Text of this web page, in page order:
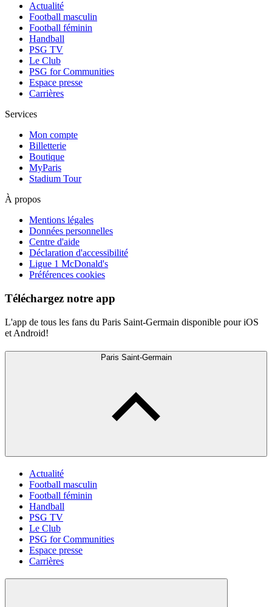
Actualité
Football masculin
Football féminin
Handball
PSG TV
Le Club
PSG for Communities
Espace presse
Carrières
Services
Mon compte
Billetterie
Boutique
MyParis
Stadium Tour
À propos
Mentions légales
Données personnelles
Centre d'aide
Déclaration d'accessibilité
Ligue 1 McDonald's
Préférences cookies
Téléchargez notre app
L'app de tous les fans du Paris Saint-Germain disponible pour iOS
et Android!
Paris Saint-Germain
Actualité
Football masculin
Football féminin
Handball
PSG TV
Le Club
PSG for Communities
Espace presse
Carrières